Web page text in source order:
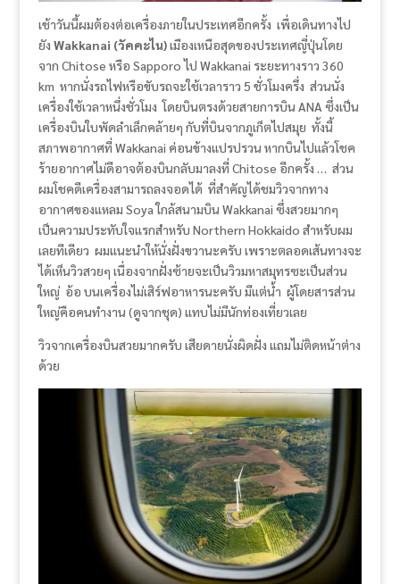
เช้าวันนี้ผมต้องต่อเครื่องภายในประเทศอีกครั้ง เพื่อเดินทางไป
ยัง Wakkanai (วัคคะไน)เมืองเหนือสุดของประเทศญี่ปุ่นโดย
จาก Chitose หรือ Sapporo ไป Wakkanai ระยะทางราว 360
km หากนั่งรถไฟหรือขับรถจะใช้เวลาราว 5 ชั่วโมงครึ่ง ส่วนนั่ง
เครื่องใช้เวลาหนึ่งชั่วโมง โดยบินตรงด้วยสายการบิน ANA ซึ่งเป็น
เครื่องบินใบพัดลำเล็กคล้ายๆ กับที่บินจากภูเก็ตไปสมุย ทั้งนี้
สภาพอากาศที่ Wakkanai ค่อนข้างแปรปรวน หากบินไปแล้วโชค
ร้ายอากาศไม่ดีอาจต้องบินกลับมาลงที่ Chitose อีกครั้ง … ส่วน
ผมโชคดีเครื่องสามารถลงจอดได้ ที่สำคัญได้ชมวิวจากทาง
อากาศของแหลม ​Soya ใกล้สนามบิน Wakkanai ซึ่งสวยมากๆ
เป็นความประทับใจแรกสำหรับ Northern Hokkaido สำหรับผม
เลยทีเดียว ผมแนะนำให้นั่งฝั่งขวานะครับ เพราะตลอดเส้นทางจะ
ได้เห็นวิวสวยๆ เนื่องจากฝั่งซ้ายจะเป็นวิวมหาสมุทรซะเป็นส่วน
ใหญ่ อ้อ บนเครื่องไม่เสิร์ฟอาหารนะครับ มีแต่น้ำ ผู้โดยสารส่วน
ใหญ่คือคนทำงาน (ดูจากชุด) แทบไม่มีนักท่องเที่ยวเลย
วิวจากเครื่องบินสวยมากครับ เสียดายนั่งผิดฝั่ง แถมไม่ติดหน้าต่าง
ด้วย